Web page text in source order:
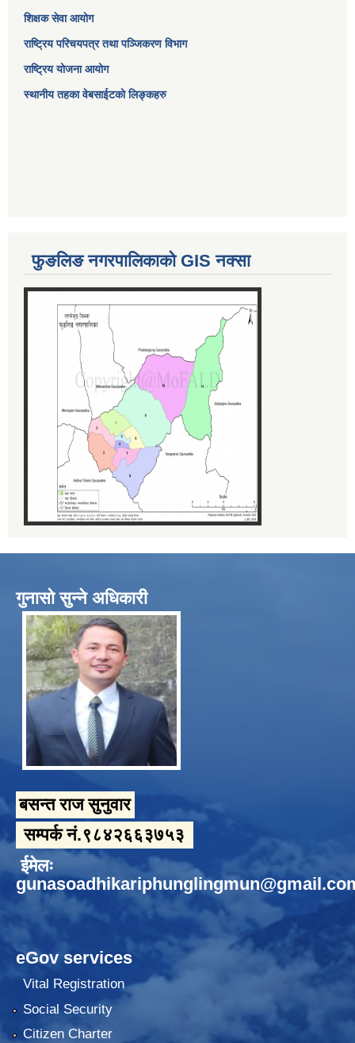
शिक्षक सेवा आयोग
राष्ट्रिय परिचयपत्र तथा पञ्जिकरण विभाग
राष्ट्रिय योजना आयोग
स्थानीय तहका वेबसाईटको लिङ्कहरु
फुङलिङ नगरपालिकाको GIS नक्सा
गुनासो सुन्ने अधिकारी
बसन्त राज सुनुवार
सम्पर्क नं.९८४२६६३७५३
ईमेलः
eGov services
Vital Registration
Social Security
Citizen Charter